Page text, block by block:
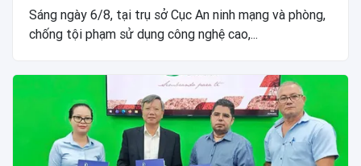
Sáng ngày 6/8, tại trụ sở Cục An ninh mạng và phòng,
chống tội phạm sử dụng công nghệ cao,...